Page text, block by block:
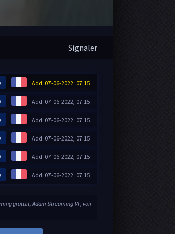
Signaler
Add: 07-06-2022, 07:15
Add: 07-06-2022, 07:15
Add: 07-06-2022, 07:15
Add: 07-06-2022, 07:15
Add: 07-06-2022, 07:15
Add: 07-06-2022, 07:15
gratuit, Adam Streaming VF, voir